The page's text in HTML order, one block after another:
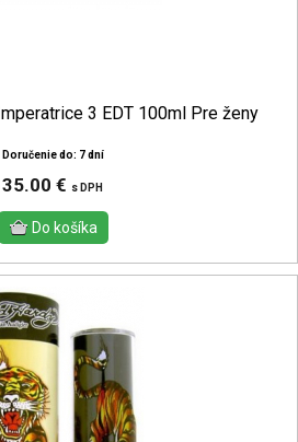
3 EDT 100ml Pre ženy
Doručenie do: 7 dní
35.00 € s DPH